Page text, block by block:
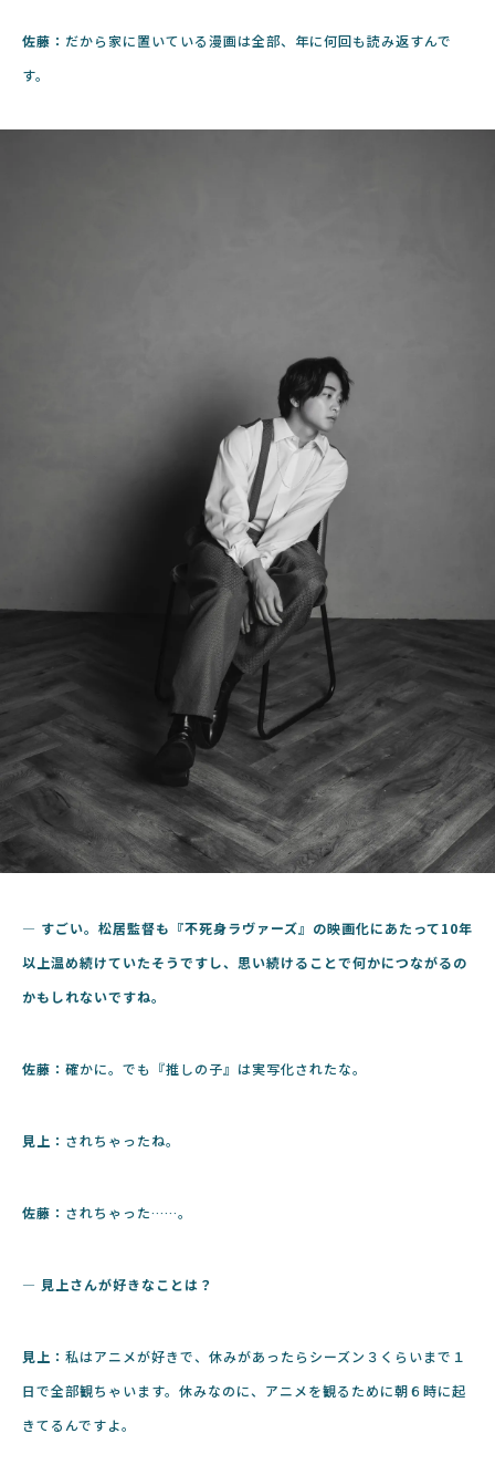
佐藤： だから家に置いている漫画は全部、年に何回も読み返すんで
す。
― すごい。 松居監督も『不死身ラヴァーズ』の映画化にあたって10年
以上温め続けていたそうですし、思い続けることで何かにつながるの
かもしれないですね。
佐藤： 確かに。でも『推しの子』は実写化されたな。
見上： されちゃったね。
佐藤： されちゃった……。
― 見上さんが好きなことは？
見上： 私はアニメが好きで、休みがあったらシーズン３くらいまで１
日で全部観ちゃいます。休みなのに、アニメを観るために朝６時に起
きてるんですよ。